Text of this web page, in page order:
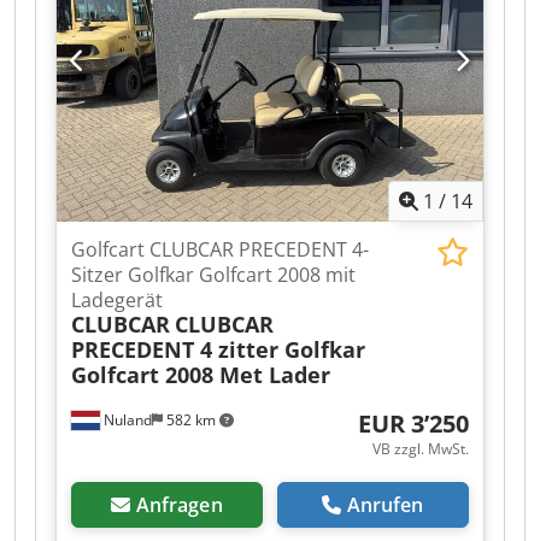
mm Dedpszqrynjfx Aiwekr Anzahl Fächer: 10
Max. Beladung gesamt: 500 kg Max. Beladung
pro Fach: 50 kg Räder: PA mit PU-Ummantelung
Raddimension: Ø125 x 40 mm Räder mit Bremse:
2 Stück Nettogewicht: 102 kg Bruttogewicht: 107
kg Verpackungsmaße: 1800 x 325 x 300
1 / 14
Nuland 582 km
Golfcart CLUBCAR PRECEDENT 4-
Sitzer Golfkar Golfcart 2008 mit
Ladegerät
CLUBCAR CLUBCAR
PRECEDENT 4 zitter Golfkar
Golfcart 2008 Met Lader
EUR 3’250
VB zzgl. MwSt.
Anfragen Anrufen